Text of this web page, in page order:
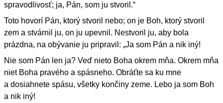
spravodlivosť; ja, Pán, som ju stvoril.“
Toto hovorí Pán, ktorý stvoril nebo; on je Boh, ktorý stvoril
zem a stvárnil ju, on ju upevnil. Nestvoril ju, aby bola
prázdna, na obývanie ju pripravil: „Ja som Pán a nik iný!
Nie som Pán len ja? Veď nieto Boha okrem mňa. Okrem mňa
niet Boha pravého a spásneho. Obráťte sa ku mne
a dosiahnete spásu, všetky končiny zeme. Lebo ja som Boh
a nik iný!